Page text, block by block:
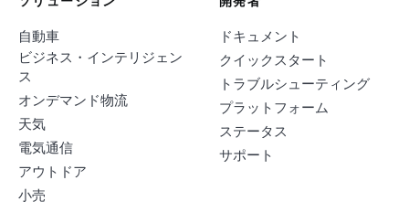
自動車
ビジネス・インテリジェン
ス
オンデマンド物流
天気
電気通信
アウトドア
小売
ドキュメント
クイックスタート
トラブルシューティング
プラットフォーム
ステータス
サポート